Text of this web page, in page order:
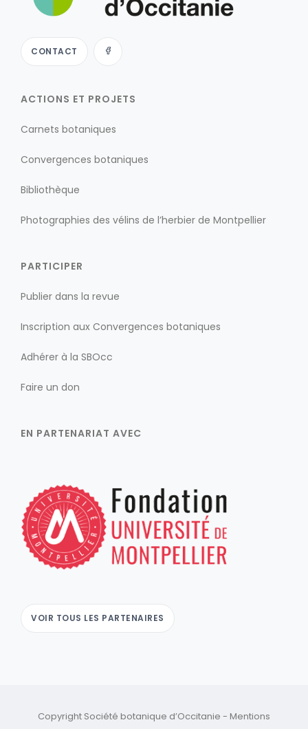
CONTACT
ACTIONS ET PROJETS
Carnets botaniques
Convergences botaniques
Bibliothèque
Photographies des vélins de l’herbier de Montpellier
PARTICIPER
Publier dans la revue
Inscription aux Convergences botaniques
Adhérer à la SBOcc
Faire un don
EN PARTENARIAT AVEC
VOIR TOUS LES PARTENAIRES
Copyright Société botanique d’Occitanie - Mentions